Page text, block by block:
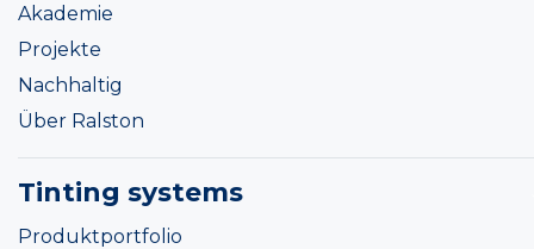
Akademie
Projekte
Nachhaltig
Über Ralston
Tinting systems
Produktportfolio